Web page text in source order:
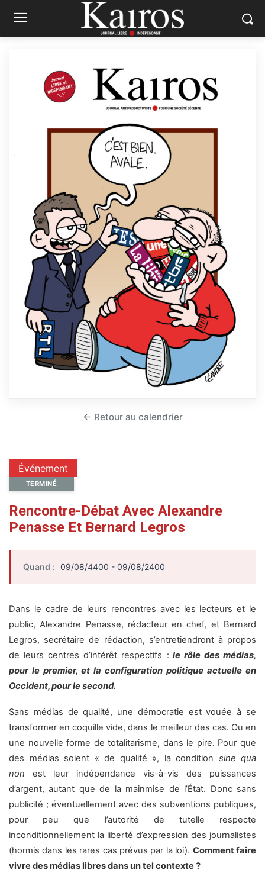
Événement
TERMINÉ
Rencontre-Débat Avec Alexandre
Penasse Et Bernard Legros
Quand : 09/08/4400 - 09/08/2400
Dans le cadre de leurs rencontres avec les lecteurs et le
public, Alexandre Penasse, rédacteur en chef, et Bernard
Legros, secrétaire de rédaction, s’entretiendront à propos
de leurs centres d’intérêt respectifs : le rôle des médias,
pour le premier, et la configuration politique actuelle en
Occident, pour le second.
Sans médias de qualité, une démocratie est vouée à se
transformer en coquille vide, dans le meilleur des cas. Ou en
une nouvelle forme de totalitarisme, dans le pire. Pour que
des médias soient « de qualité », la condition sine qua
non est leur indépendance vis-à-vis des puissances
d’argent, autant que de la mainmise de l’État. Donc sans
publicité ; éventuellement avec des subventions publiques,
pour peu que l’autorité de tutelle respecte
inconditionnellement la liberté d’expression des journalistes
(hormis dans les rares cas prévus par la loi). Comment faire
vivre des médias libres dans un tel contexte ?
← Retour au calendrier